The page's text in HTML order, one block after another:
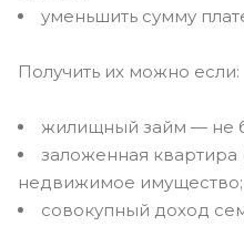
уменьшить сумму
Получить их можно если:
жилищный займ — не
заложенная
недвижимое имущество;
совокупный доход